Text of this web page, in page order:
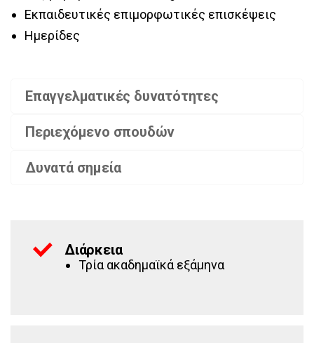
Εκπαιδευτικές επιμορφωτικές επισκέψεις
Ημερίδες
Επαγγελματικές δυνατότητες
Περιεχόμενο σπουδών
Δυνατά σημεία
Διάρκεια
Τρία ακαδημαϊκά εξάμηνα